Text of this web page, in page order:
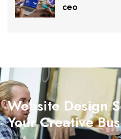
ceo
Website Design
Your Creative